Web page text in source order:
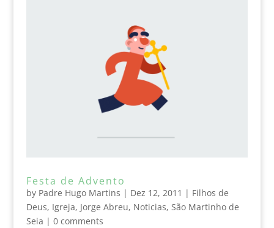
Festa de Advento
by Padre Hugo Martins | Dez 12, 2011 | Filhos de
Deus, Igreja, Jorge Abreu, Noticias, São Martinho de
Seia | 0 comments